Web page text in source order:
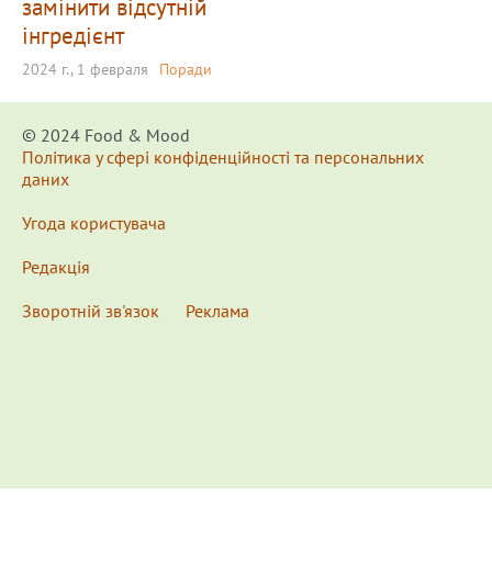
замінити відсутній
інгредієнт
2024 г., 1 февраля Поради
© 2024 Food & Мood
Політика у сфері конфіденційності та персональних
даних
Угода користувача
Редакція
Зворотній зв'язок
Реклама